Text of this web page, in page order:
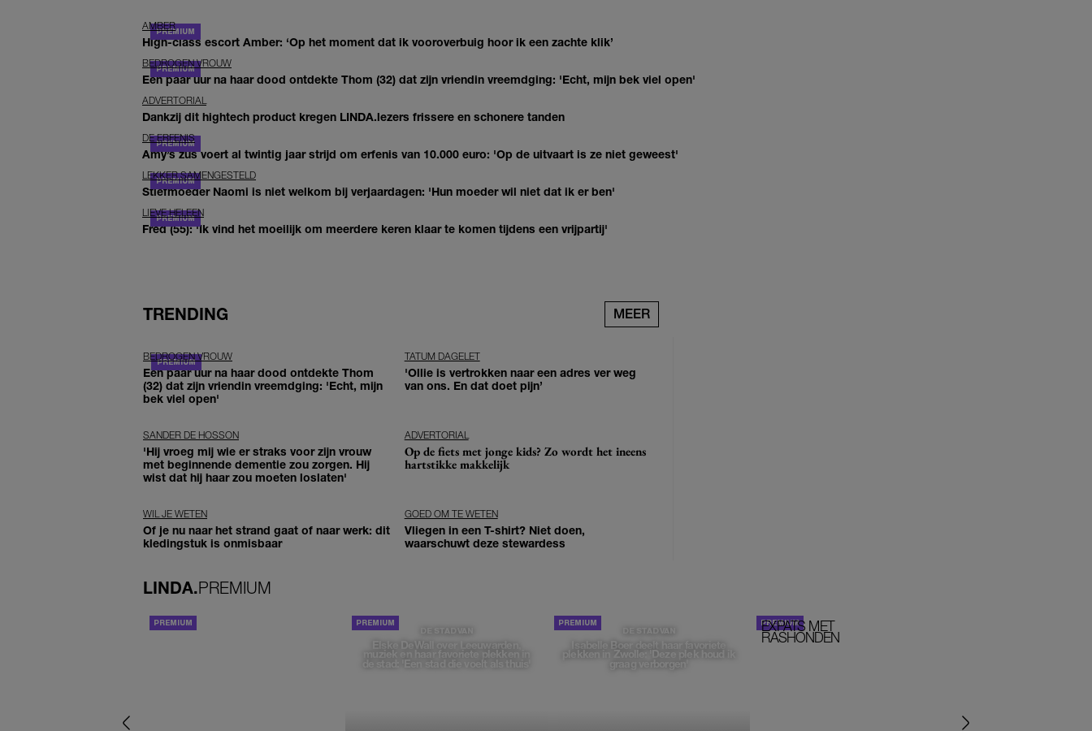
AMBER
High-class escort Amber: ‘Op het moment dat ik vooroverbuig hoor ik een zachte klik’
BEDROGEN VROUW
Een paar uur na haar dood ontdekte Thom (32) dat zijn vriendin vreemdging: 'Echt, mijn bek viel open'
ADVERTORIAL
Dankzij dit hightech product kregen LINDA.lezers frissere en schonere tanden
DE ERFENIS
Amy’s zus voert al twintig jaar strijd om erfenis van 10.000 euro: 'Op de uitvaart is ze niet geweest'
LEKKER SAMENGESTELD
Stiefmoeder Naomi is niet welkom bij verjaardagen: 'Hun moeder wil niet dat ik er ben'
LIEVE HELEEN
Fred (55): 'Ik vind het moeilijk om meerdere keren klaar te komen tijdens een vrijpartij'
TRENDING MEER
BEDROGEN VROUW
Een paar uur na haar dood ontdekte Thom
(32) dat zijn vriendin vreemdging: 'Echt, mijn
bek viel open'
TATUM DAGELET
'Ollie is vertrokken naar een adres ver weg
van ons. En dat doet pijn’
SANDER DE HOSSON
'Hij vroeg mij wie er straks voor zijn vrouw
met beginnende dementie zou zorgen. Hij
wist dat hij haar zou moeten loslaten'
ADVERTORIAL
Op de fiets met jonge kids? Zo wordt het ineens
hartstikke makkelijk
WIL JE WETEN
Of je nu naar het strand gaat of naar werk: dit
kledingstuk is onmisbaar
GOED OM TE WETEN
Vliegen in een T-shirt? Niet doen,
waarschuwt deze stewardess
LINDA.PREMIUM
DE STAD VAN
Elske DeWall over Leeuwarden,
muziek en haar favoriete plekken in
de stad: 'Een stad die voelt als thuis'
DE STAD VAN
Isabelle Boer deelt haar favoriete
plekken in Zwolle: 'Deze plek houd ik
graag verborgen'
EXPATS MET
RASHONDEN